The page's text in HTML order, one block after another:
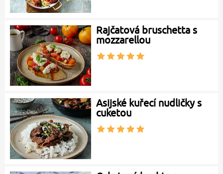
Rajčatová bruschetta s
mozzarellou
Asijské kuřecí nudličky s
cuketou